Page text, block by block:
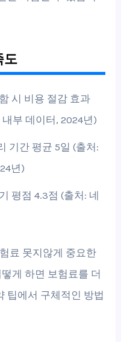
도
시 비용 절감 효과
부 데이터, 2024년)
기간 평균 5일 (출처:
년)
평점 4.3점 (출처: 네
료 못지않게 중요한
게 하면 보험료를 더
팁에서 구체적인 방법